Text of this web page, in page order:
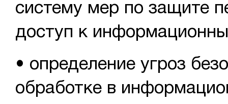
систему мер по защите
доступ к
• определение угроз
обработке в